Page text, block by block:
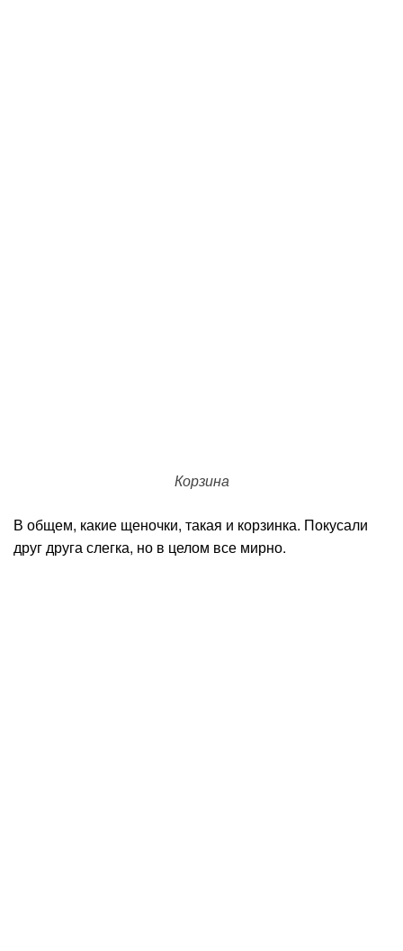
Корзина
В общем, какие щеночки, такая и корзинка. Покусали
друг друга слегка, но в целом все мирно.